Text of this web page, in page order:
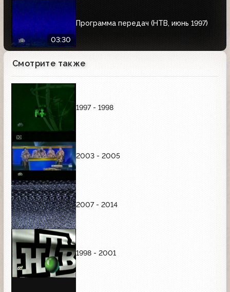
03:30
Программа передач (НТВ, июнь 1997)
Смотрите также
1997 - 1998
2003 - 2005
2007 - 2014
1998 - 2001